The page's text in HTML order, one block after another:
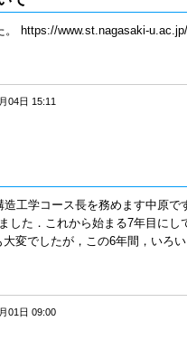
。 https://www.st.nagasaki-
04日 15:11
工学コース長を務めます中原で
した．これから始まる7年目に
変でしたが，この6年間，いろ
01日 09:00